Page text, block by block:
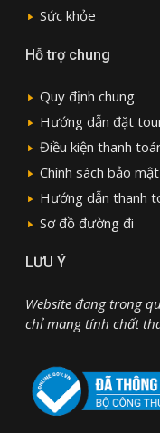
Sức khỏe
Hỗ trợ chung
Quy định chung
Hướng dẫn đặt
Điều kiện thanh
Chính sách bảo
Hướng dẫn thanh
Sơ đồ đường đi
LƯU Ý
Website đang trong
chỉ mang tính chất